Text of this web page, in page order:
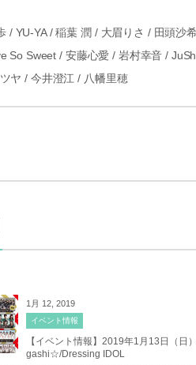
/ YU-YA / 稲葉 潤 / 大眉りさ / 田頭
So Sweet / 安藤心愛 / 岩村幸音 /
ヤ / 今井澄江 / 八幡里穂
1月 12, 2019
イベント情報
【イベント情報】2019年1月13日（日
gashi☆/Dressing IDOL